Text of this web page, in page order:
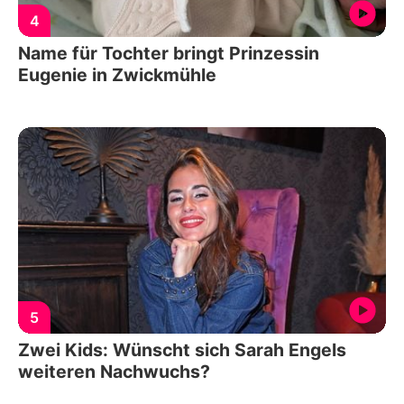
4
Name für Tochter bringt Prinzessin
Eugenie in Zwickmühle
5
Zwei Kids: Wünscht sich Sarah Engels
weiteren Nachwuchs?